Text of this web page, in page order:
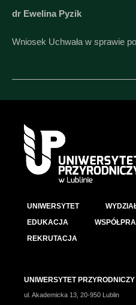
dr Ewelina Pyzik
Wniosek Uchwała w sprawie
UNIWERSYTET
EDUKACJA
REKRUTACJA
UNIWERSYTET
ul. Akademicka 13, 20-950 Lublin